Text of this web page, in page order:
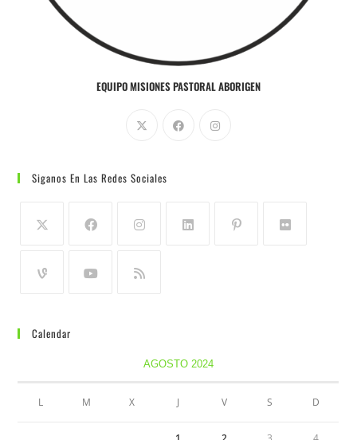
EQUIPO MISIONES PASTORAL ABORIGEN
Siganos En Las Redes Sociales
Calendar
AGOSTO 2024
L M X J V S D